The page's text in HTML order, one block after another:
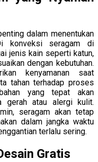
dalam menentukan
konveksi seragam di
jenis kain seperti katun,
dengan kebutuhan.
kenyamanan saat
tahan terhadap proses
yang tepat akan
gerah atau alergi kulit.
seragam akan tetap
dalam jangka waktu
terlalu sering.
Gratis